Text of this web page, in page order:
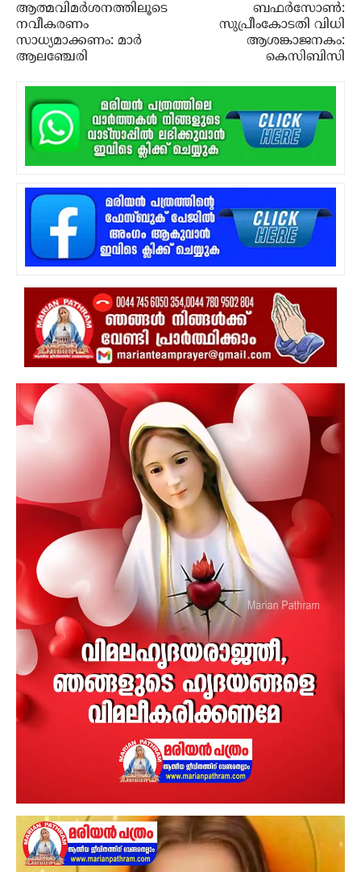
ആത്മവിമര്‍ശനത്തിലൂടെ
നവീകരണം
സാധ്യമാക്കണം: മാര്‍
ആലഞ്ചേരി
ബഫര്‍സോണ്‍:
സുപ്രീംകോടതി വിധി
ആശങ്കാജനകം:
കെസിബിസി